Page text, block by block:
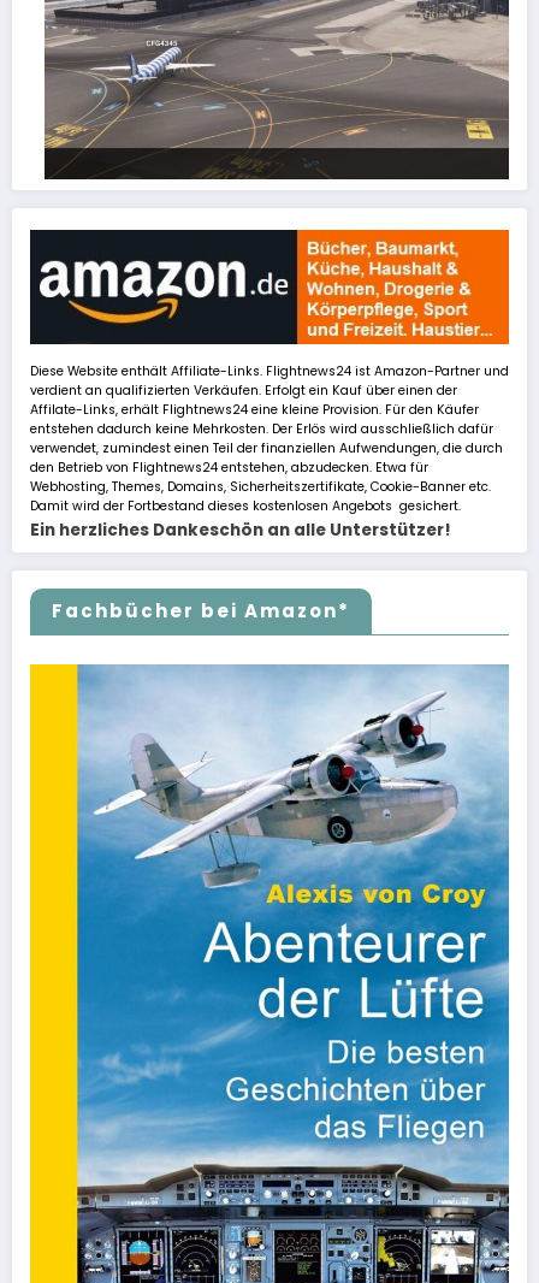
FSLTL Traffic: Tipps und Tricks, damit es klappt!
Diese Website enthält Affiliate-Links. Flightnews24 ist Amazon-Partner und
verdient an qualifizierten Verkäufen. Erfolgt ein Kauf über einen der
Affilate-Links, erhält Flightnews24 eine kleine Provision. Für den Käufer
entstehen dadurch keine Mehrkosten. Der Erlös wird ausschließlich dafür
verwendet, zumindest einen Teil der finanziellen Aufwendungen, die durch
den Betrieb von Flightnews24 entstehen, abzudecken. Etwa für
Webhosting, Themes, Domains, Sicherheitszertifikate, Cookie-Banner etc.
Damit wird der Fortbestand dieses kostenlosen Angebots gesichert.
Ein herzliches Dankeschön an alle Unterstützer!
Fachbücher bei Amazon*